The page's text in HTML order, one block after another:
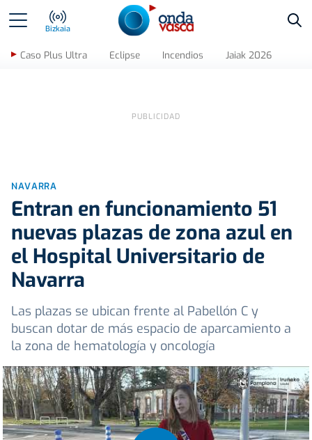
Bizkaia
Caso Plus Ultra Eclipse Incendios Jaiak 2026
NAVARRA
Entran en funcionamiento 51
nuevas plazas de zona azul en
el Hospital Universitario de
Navarra
Las plazas se ubican frente al Pabellón C y
buscan dotar de más espacio de aparcamiento a
la zona de hematología y oncología